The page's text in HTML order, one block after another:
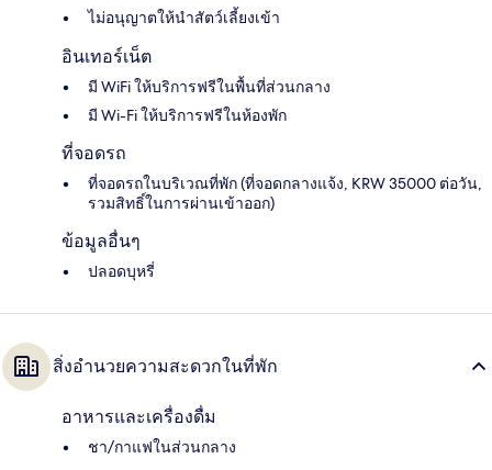
ไม่อนุญาตให้นำสัตว์เลี้ยงเข้า
อินเทอร์เน็ต
มี WiFi ให้บริการฟรีในพื้นที่ส่วนกลาง
มี Wi-Fi ให้บริการฟรีในห้องพัก
ที่จอดรถ
ที่จอดรถในบริเวณที่พัก (ที่จอดกลางแจ้ง, KRW 35000 ต่อวัน,
รวมสิทธิ์ในการผ่านเข้าออก)
ข้อมูลอื่นๆ
ปลอดบุหรี่
สิ่งอำนวยความสะดวกในที่พัก
อาหารและเครื่องดื่ม
ชา/กาแฟในส่วนกลาง